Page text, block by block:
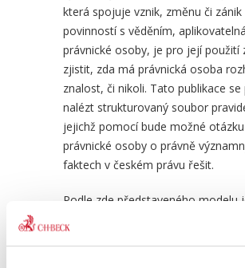
Právo hmotné a procesní na
rozcestí |...
590,00 Kč
která spojuje vznik, změnu či zánik
povinností s věděním,
právnické osoby, je pro její použití
zjistit, zda má právnická osoba
znalost, či nikoli. Tato publikace
nalézt strukturovaný soubor
jejichž pomocí bude možné
právnické osoby o právně
faktech v českém právu řešit.
Podle zde představeného modelu
právnické osobě primárně